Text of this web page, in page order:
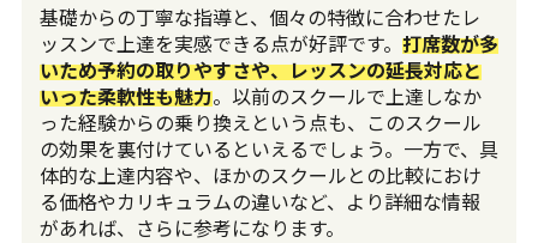
基礎からの丁寧な指導と、個々の特徴に合わせたレ
ッスンで上達を実感できる点が好評です。 打席数が多
いため予約の取りやすさや、レッスンの延長対応と
いった柔軟性も魅力。以前のスクールで上達しなか
った経験からの乗り換えという点も、このスクール
の効果を裏付けているといえるでしょう。一方で、具
体的な上達内容や、ほかのスクールとの比較におけ
る価格やカリキュラムの違いなど、より詳細な情報
があれば、さらに参考になります。